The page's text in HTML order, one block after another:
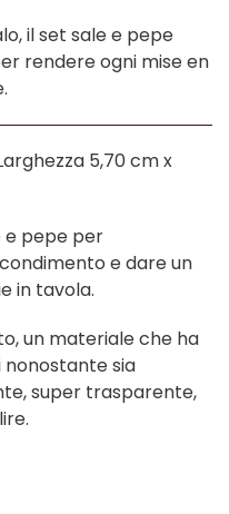
il set sale e pepe
rendere ogni mise en
5,70 cm x
e pepe per
e dare un
in tavola.
un materiale che ha
sia
super trasparente,